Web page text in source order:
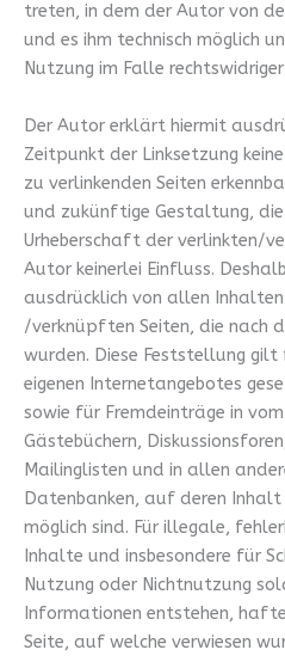
treten, in dem der Autor von
und es ihm technisch möglich
Nutzung im Falle
Der Autor erklärt hiermit
Zeitpunkt der Linksetzung
zu verlinkenden Seiten
und zukünftige Gestaltung,
Urheberschaft der verlinkten/
Autor keinerlei Einfluss.
ausdrücklich von allen
/verknüpften Seiten, die nach
wurden. Diese Feststellung
eigenen Internetangebotes
sowie für Fremdeinträge in
Gästebüchern,
Mailinglisten und in allen
Datenbanken, auf deren Inhalt
möglich sind. Für illegale,
Inhalte und insbesondere für
Nutzung oder Nichtnutzung
Informationen entstehen,
Seite, auf welche verwiesen